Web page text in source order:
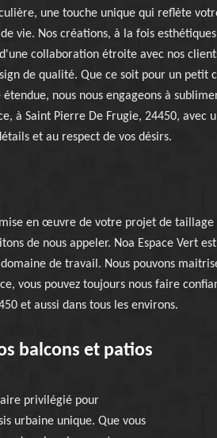
une touche unique qui reflète
vie. Nos créations, à la fois
collaboration étroite avec nos
de qualité. Que ce soit pour un petit
étendue, nous nous engageons à
à Saint Pierre De Frugie, 24450, avec
et au respect de vos désirs.
en œuvre de votre projet de taillage
de nous appeler. Noa Espace Vert
de travail. Nous pouvons
vous pouvez toujours nous faire
et aussi dans tous les environs.
balcons et patios
privilégié pour
urbaine unique. Que vous